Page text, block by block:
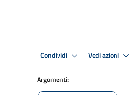
Condividi Vedi azioni
Argomenti: